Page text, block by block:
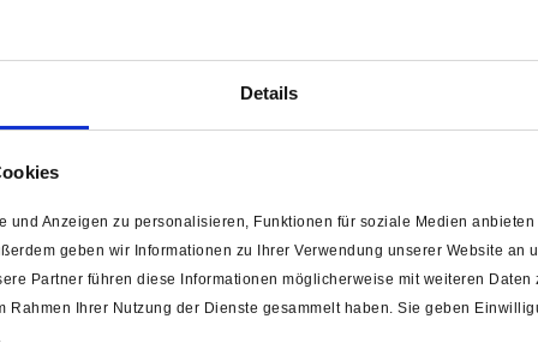
Details
und Anzeigen zu personalisieren, Funktionen für soziale Medien
geben wir Informationen zu Ihrer Verwendung unserer Website an
Partner führen diese Informationen möglicherweise mit weiteren Daten
Rahmen Ihrer Nutzung der Dienste gesammelt haben. Sie geben
cm ist derKlassiker schlechthin in jedem Nähkästchen.
es nicht nur in den Nähzimmern, sondern auch soin fast
Maßband schon des Öfteren standardmäßig – wie ein
Werkzeug
sollte immer in Griffweite sein! Wir